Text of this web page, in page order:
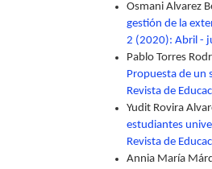
Osmani Alvarez
gestión de la
2 (2020): Abril -
Pablo Torres
Propuesta de un
Revista de
Yudit Rovira
estudiantes
Revista de
Annia María